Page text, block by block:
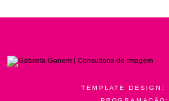
TEMPLATE DESIGN: